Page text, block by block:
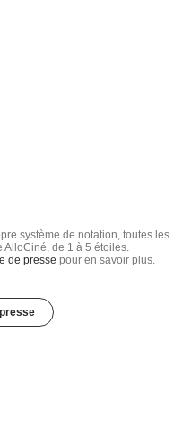
système de notation, toutes les
AlloCiné, de 1 à 5 étoiles.
de presse pour en savoir plus.